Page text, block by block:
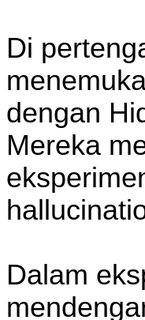
Di
dengan
Mereka
Dalam